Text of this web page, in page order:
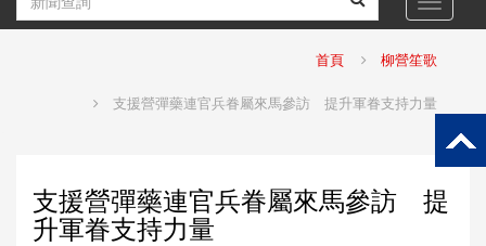
首頁 柳營笙歌
支援營彈藥連官兵眷屬來馬參訪 提升軍眷支持力量
支援營彈藥連官兵眷屬來馬參訪 提
升軍眷支持力量